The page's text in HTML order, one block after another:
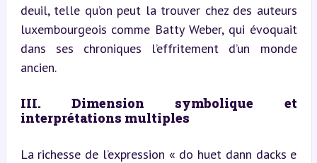
deuil, telle qu’on peut la trouver chez des auteurs
luxembourgeois comme Batty Weber, qui évoquait
dans ses chroniques l’effritement d’un monde
ancien.
III. Dimension symbolique et
interprétations multiples
La richesse de l’expression « do huet dann dacks e